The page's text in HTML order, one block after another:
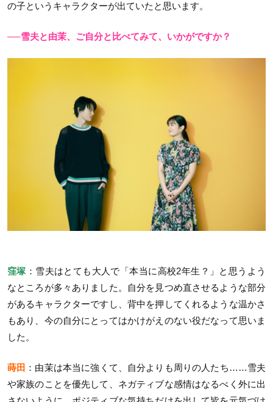
の子というキャラクターが出ていたと思います。
──雪夫と由茉、ご自分と比べてみて、いかがですか？
窪塚 ：雪夫はとても大人で「本当に高校2年生？」と思うよう
なところが多々ありました。自分を見つめ直させるような部分
があるキャラクターですし、背中を押してくれるような温かさ
もあり、今の自分にとってはかけがえのない役だなって思いま
した。
蒔田 ：由茉は本当に強くて、自分よりも周りの人たち……雪夫
や家族のことを優先して、ネガティブな感情はなるべく外に出